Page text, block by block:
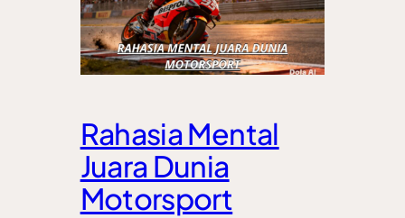
Rahasia Mental
Juara Dunia
Motorsport